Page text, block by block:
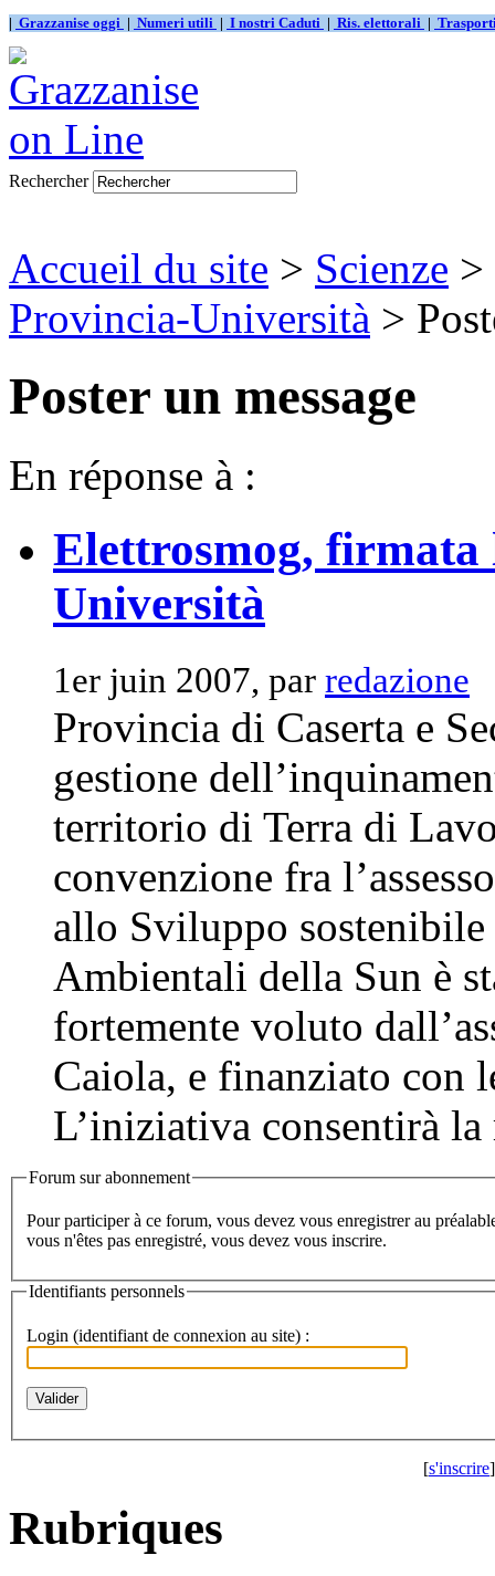
| Grazzanise oggi | Numeri utili | I nostri Caduti | Ris. elettorali |
Rechercher
Accueil du site > Scienze >
Provincia-Università >
Poster un message
En réponse à :
Elettrosmog, firmata
Università
1er juin 2007, par redazione
Provincia di Caserta e
gestione
territorio di Terra di
convenzione fra
allo Sviluppo
Ambientali della Sun è
fortemente voluto
Caiola, e finanziato con
L’iniziativa consentirà
Forum sur abonnement
Pour participer à ce forum, vous devez vous enregistrer au préalable. Merci d'indiquer ci-dessous l'identifiant personnel qui vous a été fourni. Si
vous n'êtes pas enregistré, vous devez vous inscrire.
Identifiants personnels
Login (identifiant de connexion au site) :
[s'inscrire
Rubriques